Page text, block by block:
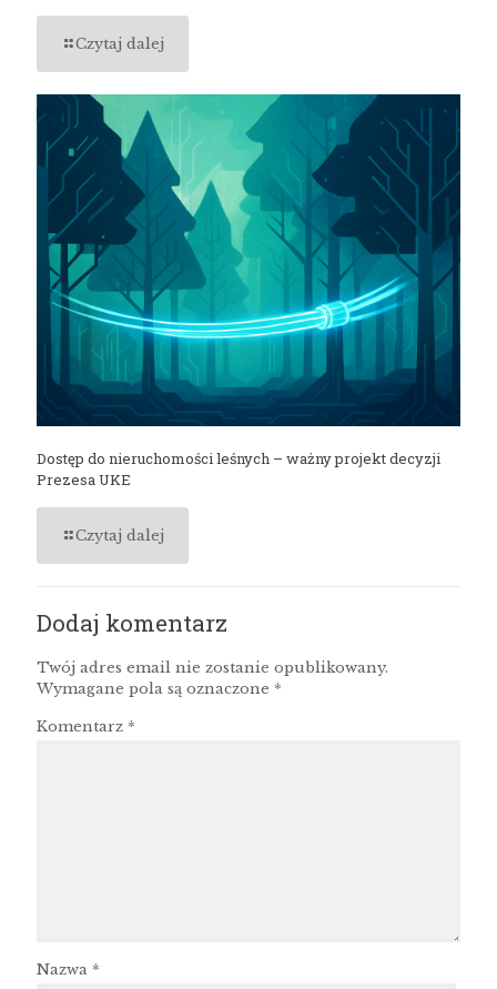
Czytaj dalej
Dostęp do nieruchomości leśnych – ważny projekt decyzji
Prezesa UKE
Czytaj dalej
Dodaj komentarz
Twój adres email nie zostanie opublikowany.
Wymagane pola są oznaczone *
Komentarz *
Nazwa *